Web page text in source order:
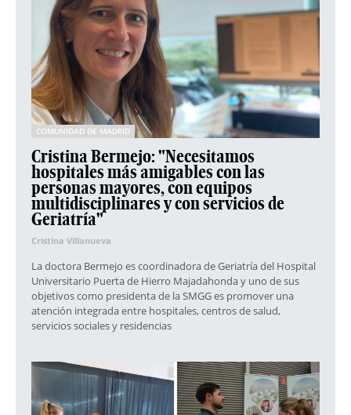
COMUNIDAD DE MADRID
Cristina Bermejo: "Necesitamos
hospitales más amigables con las
personas mayores, con equipos
multidisciplinares y con servicios de
Geriatría"
Cristina Villanueva
La doctora Bermejo es coordinadora de Geriatría del Hospital
Universitario Puerta de Hierro Majadahonda y uno de sus
objetivos como presidenta de la SMGG es promover una
atención integrada entre hospitales, centros de salud,
servicios sociales y residencias